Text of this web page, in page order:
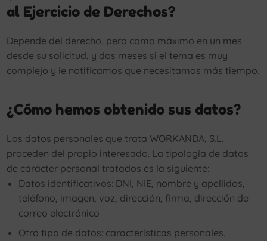
al Ejercicio de Derechos?
Depende del derecho, pero como máximo en un mes
desde su solicitud, y dos meses si el tema es muy
complejo y le notificamos que necesitamos más tiempo.
¿Cómo hemos obtenido sus datos?
Los datos personales que trata WORKANDA, S.L.
proceden del propio interesado. La tipología de datos
de carácter personal tratados es la siguiente:
Datos identificativos: DNI, NIE, nombre y apellidos,
teléfono, imagen, voz, dirección, firma, dirección de
correo electrónico
Otro tipo de datos: características personales,